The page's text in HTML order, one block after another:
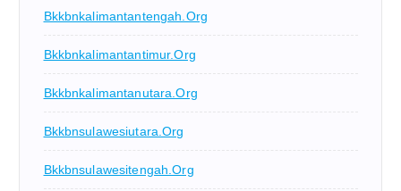
Bkkbnkalimantantengah.org
Bkkbnkalimantantimur.org
Bkkbnkalimantanutara.org
Bkkbnsulawesiutara.org
Bkkbnsulawesitengah.org